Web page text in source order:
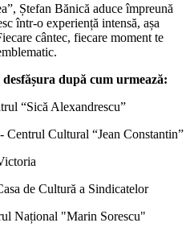
Ștefan Bănică aduce împreună
într-o experiență intensă, așa
cântec, fiecare moment te
după cum urmează:
“Sică Alexandrescu”
Cultural “Jean Constantin”
de Cultură a Sindicatelor
Național "Marin Sorescu"